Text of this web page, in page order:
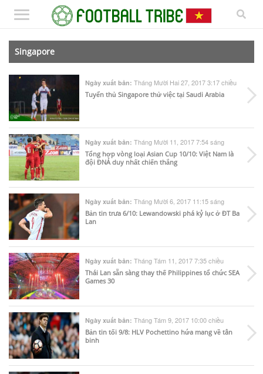
Singapore
Ngày xuất bản: Tháng Mười Hai 27, 2017 3:17 chiều
Tuyển thủ Singapore thử việc tại Saudi Arabia
Ngày xuất bản: Tháng Mười 11, 2017 7:54 sáng
Tổng hợp vòng loại Asian Cup 10/10: Việt Nam là
đội ĐNÁ duy nhất chiến thắng
Ngày xuất bản: Tháng Mười 6, 2017 11:15 sáng
Bản tin trưa 6/10: Lewandowski phá kỷ lục ở ĐT Ba
Lan
Ngày xuất bản: Tháng Tám 11, 2017 7:35 chiều
Thái Lan sẵn sàng thay thế Philippines tổ chức SEA
Games 30
Ngày xuất bản: Tháng Tám 9, 2017 10:00 chiều
Bản tin tối 9/8: HLV Pochettino hứa mang về tân
binh